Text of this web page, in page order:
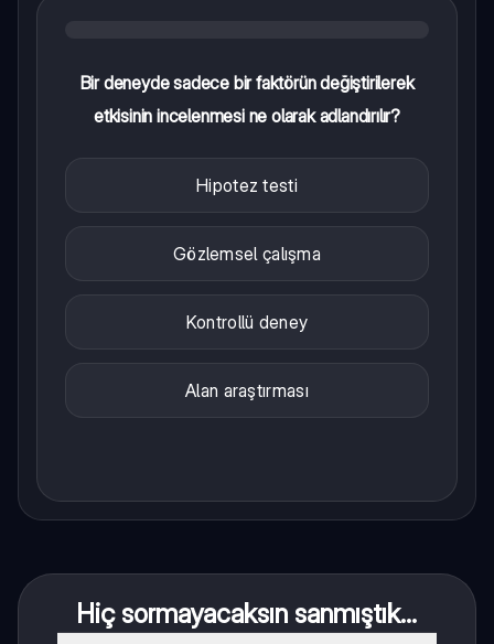
Bir deneyde sadece bir faktörün değiştirilerek
etkisinin incelenmesi ne olarak adlandırılır?
Hipotez testi
Gözlemsel çalışma
Kontrollü deney
Alan araştırması
Hiç sormayacaksın sanmıştık...